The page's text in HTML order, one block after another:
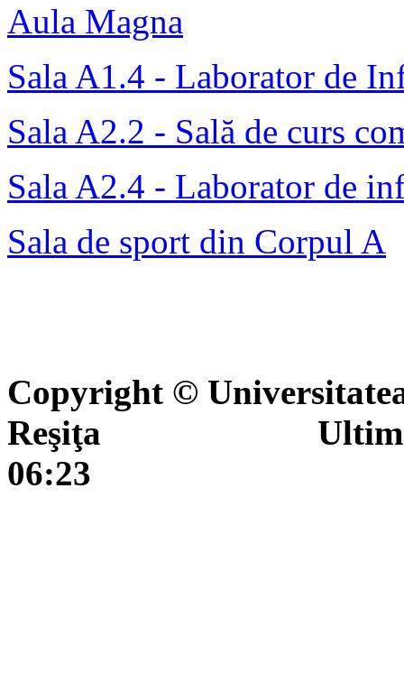
Aula Magna
Sala A1.4 - Laborator de
Sala A2.2 - Sală de curs
Sala A2.4 - Laborator de
Sala de sport din Corpul A
Copyright ©
Reşiţa Ultima
06:23